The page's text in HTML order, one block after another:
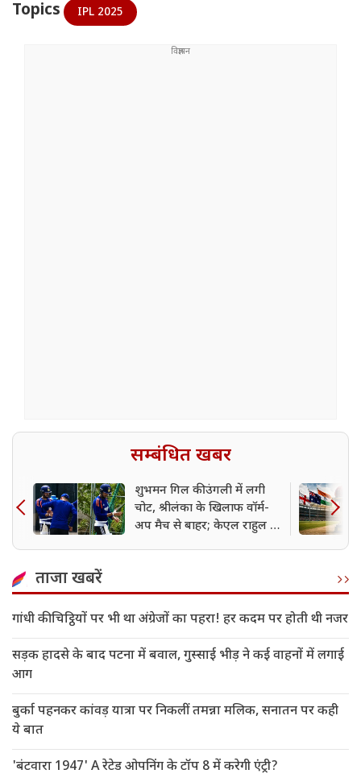
Topics IPL 2025
सम्बंधित खबर
शुभमन गिल की उंगली में लगी
चोट, श्रीलंका के खिलाफ वॉर्म-
अप मैच से बाहर; केएल राहुल ने
ताजा खबरें
गांधी की चिट्ठियों पर भी था अंग्रेजों का पहरा! हर कदम पर होती थी नजर
सड़क हादसे के बाद पटना में बवाल, गुस्साई भीड़ ने कई वाहनों में लगाई
आग
बुर्का पहनकर कांवड़ यात्रा पर निकलीं तमन्ना मलिक, सनातन पर कही
ये बात
'बंटवारा 1947' A रेटेड ओपनिंग के टॉप 8 में करेगी एंट्री?